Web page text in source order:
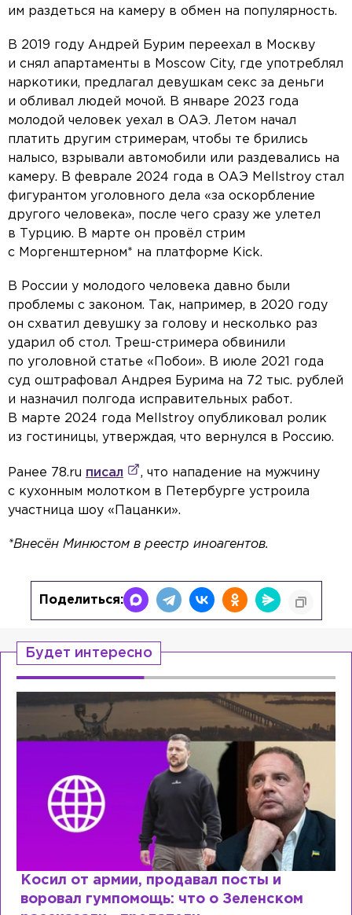
им раздеться на камеру в обмен на популярность.
В 2019 году Андрей Бурим переехал в Москву
и снял апартаменты в Moscow City, где употреблял
наркотики, предлагал девушкам секс за деньги
и обливал людей мочой. В январе 2023 года
молодой человек уехал в ОАЭ. Летом начал
платить другим стримерам, чтобы те брились
налысо, взрывали автомобили или раздевались на
камеру. В феврале 2024 года в ОАЭ Mellstroy стал
фигурантом уголовного дела «за оскорбление
другого человека», после чего сразу же улетел
в Турцию. В марте он провёл стрим
с Моргенштерном* на платформе Kick.
В России у молодого человека давно были
проблемы с законом. Так, например, в 2020 году
он схватил девушку за голову и несколько раз
ударил об стол. Треш-стримера обвинили
по уголовной статье «Побои». В июле 2021 года
суд оштрафовал Андрея Бурима на 72 тыс. рублей
и назначил полгода исправительных работ.
В марте 2024 года Mellstroy опубликовал ролик
из гостиницы, утверждая, что вернулся в Россию.
Ранее 78.ru писал
, что нападение на мужчину
с кухонным молотком в Петербурге устроила
участница шоу «Пацанки».
*Внесён Минюстом в реестр иноагентов.
Поделиться:
Будет интересно
Рыдает из-за мужа, но опять флиртует с
Лазаревым: как Лера Кудрявцева